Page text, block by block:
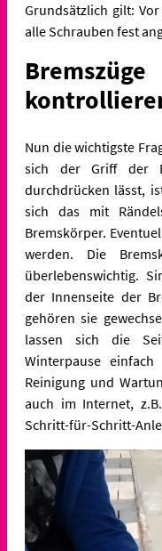
Grundsätzlich gilt:
alle Schrauben fest
Nun die wichtigste
sich der Griff der
durchdrücken lässt,
sich das mit
Bremskörper.
werden. Die
überlebenswichtig.
der Innenseite der
gehören sie
lassen sich die
Winterpause
Reinigung und
auch im Internet,
Schritt-für-Schritt-